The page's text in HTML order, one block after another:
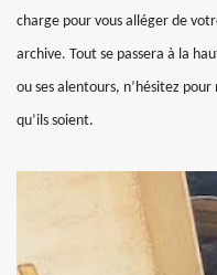
charge pour vous alléger de
archive. Tout se passera à la
ou ses alentours, n’hésitez
qu’ils soient.